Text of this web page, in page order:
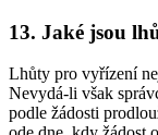
13. Jaké jsou
Lhůty pro vyřízení
Nevydá-li však
podle žádosti